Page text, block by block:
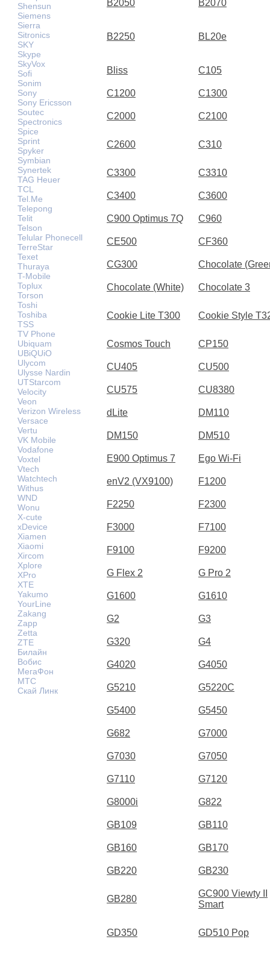
Shensun
Siemens
Sierra
Sitronics
SKY
Skype
SkyVox
Sofi
Sonim
Sony
Sony Ericsson
Soutec
Spectronics
Spice
Sprint
Spyker
Symbian
Synertek
TAG Heuer
TCL
Tel.Me
Telepong
Telit
Telson
Telular Phonecell
TerreStar
Texet
Thuraya
T-Mobile
Toplux
Torson
Toshi
Toshiba
TSS
TV Phone
Ubiquam
UBiQUiO
Ulycom
Ulysse Nardin
UTStarcom
Velocity
Veon
Verizon Wireless
Versace
Vertu
VK Mobile
Vodafone
Voxtel
Vtech
Watchtech
Withus
WND
Wonu
X-cute
xDevice
Xiamen
Xiaomi
Xircom
Xplore
XPro
XTE
Yakumo
YourLine
Zakang
Zapp
Zetta
ZTE
Билайн
Вобис
МегаФон
МТС
Скай Линк
B2050 B2070
B2250 BL20e
Bliss C105
C1200 C1300
C2000 C2100
C2600 C310
C3300 C3310
C3400 C3600
C900 Optimus 7Q C960
CE500 CF360
CG300 Chocolate
Chocolate (White) Chocolate 3
Cookie Lite T300 Cookie Style
Cosmos Touch CP150
CU405 CU500
CU575 CU8380
dLite DM110
DM150 DM510
E900 Optimus 7 Ego Wi-Fi
enV2 (VX9100) F1200
F2250 F2300
F3000 F7100
F9100 F9200
G Flex 2 G Pro 2
G1600 G1610
G2 G3
G320 G4
G4020 G4050
G5210 G5220C
G5400 G5450
G682 G7000
G7030 G7050
G7110 G7120
G8000i G822
GB109 GB110
GB160 GB170
GB220 GB230
GB280
GC900 Viewty II
Smart
GD350 GD510 Pop